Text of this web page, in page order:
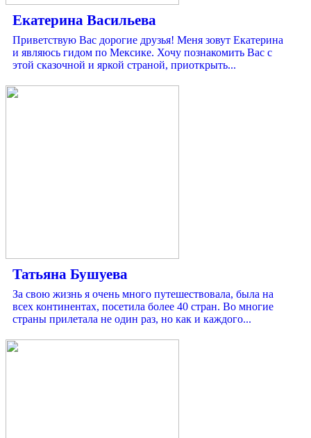
Екатерина Васильева
Приветствую Вас дорогие друзья! Меня зовут Екатерина
и являюсь гидом по Мексике. Хочу познакомить Вас с
этой сказочной и яркой страной, приоткрыть...
Татьяна Бушуева
За свою жизнь я очень много путешествовала, была на
всех континентах, посетила более 40 стран. Во многие
страны прилетала не один раз, но как и каждого...